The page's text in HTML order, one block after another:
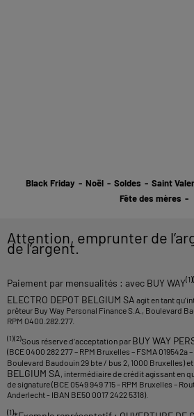
Black Friday - Noël - Soldes - Saint
Fête des mères -
Attention, emprunter de
de l’argent.
Paiement par mensualités : avec BUY WAY
ELECTRO DEPOT BELGIUM SA agit en tant
prêteur Buy Way Personal Finance S.A., Boulevard
RPM 0400.282.277.
(1)(2)Sous réserve d’acceptation par BUY WAY
(BCE 0400 282 277 – RPM Bruxelles – FSMA 019542a
Boulevard Baudouin 29 bte / bus 2, 1000 Bruxelles) et
BELGIUM SA, intermédiaire de crédit agissant en
de signature (BCE 0549 949 715 – RPM Bruxelles –
Anderlecht - IBAN BE50 0017 2422 5318).
(1)